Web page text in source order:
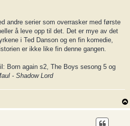
andre serier som overrasker med første
å leve opp til det. Det er mye av det
i Ted Danson og en fin komedie,
er ikke like fin denne gangen.
Born again s2, The Boys sesong 5 og
- Shadow Lord